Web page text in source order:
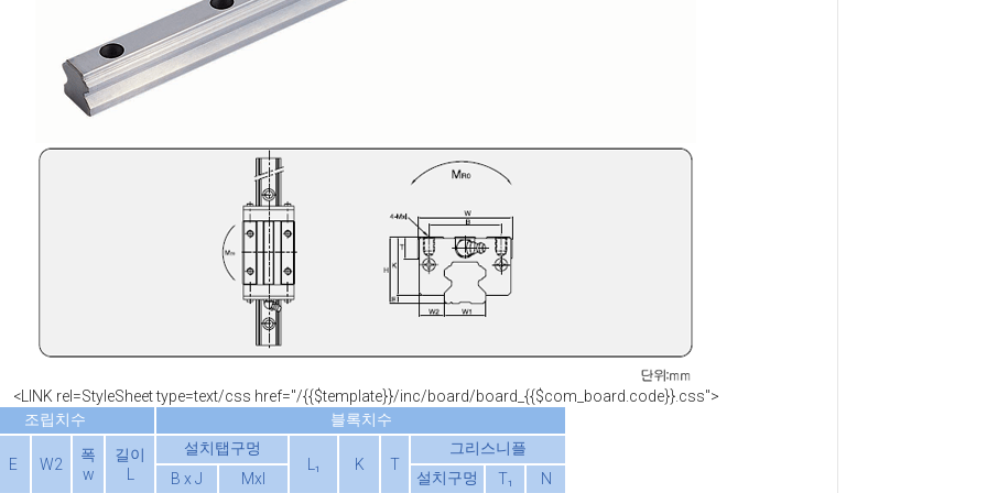
<LINK rel=StyleSheet type=text/css href="/{{$template}}/inc/board/board_{{$com_board.code}}.css">
조립치수
블록치수
E W2
폭
w
길이
설치탭구멍
L₁
K T
그리스니플
B x J
Mxl 설치구멍 T₁
N